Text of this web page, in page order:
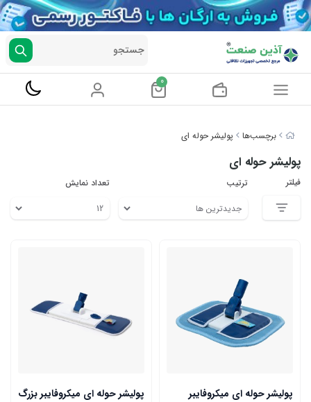
برچسب‌ها پولیشر حوله ای
پولیشر حوله ای
فیلتر ترتیب تعداد نمایش
پولیشر حوله ای میکروفایبر
پولیشر حوله ای میکروفایبر بزرگ
جستجو
0